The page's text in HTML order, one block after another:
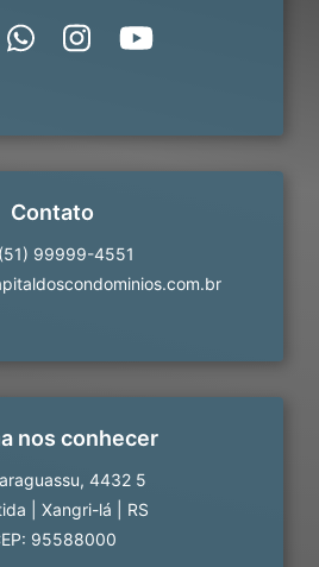
Contato
(51) 99999-4551
nos conhecer
4432 5
Xangri-lá
RS
95588000